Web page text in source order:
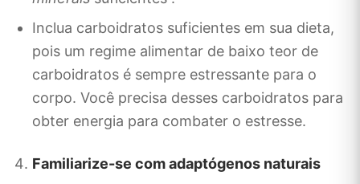
Inclua carboidratos suficientes em sua dieta,
pois um regime alimentar de baixo teor de
carboidratos é sempre estressante para o
corpo. Você precisa desses carboidratos para
obter energia para combater o estresse.
Familiarize-se com adaptógenos naturais